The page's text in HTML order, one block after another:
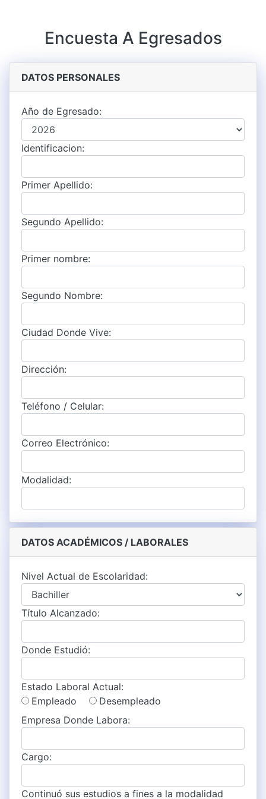
Encuesta A Egresados
DATOS PERSONALES
Año de Egresado:
Identificacion:
Primer Apellido:
Segundo Apellido:
Primer nombre:
Segundo Nombre:
Ciudad Donde Vive:
Dirección:
Teléfono / Celular:
Correo Electrónico:
Modalidad:
DATOS ACADÉMICOS / LABORALES
Nivel Actual de Escolaridad:
Título Alcanzado:
Donde Estudió:
Estado Laboral Actual:
Empleado
Desempleado
Empresa Donde Labora:
Cargo:
Continuó sus estudios a fines a la modalidad